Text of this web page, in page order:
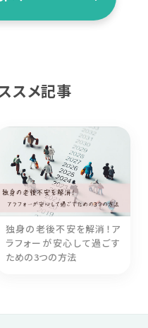
スメ記事
独身の老後不安を解消！ア
ラフォーが安心して過ごす
ための3つの方法